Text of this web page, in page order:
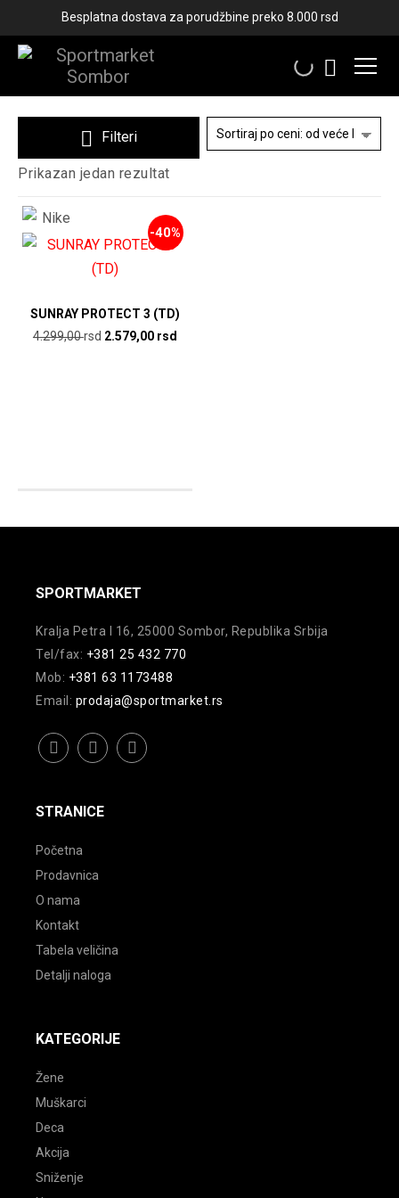
SANDALE 18-27
Filteri
Prikazan jedan rezultat
-40%
SUNRAY PROTECT 3 (TD)
4.299,00rsd Originalna
2.579,00 rsdTrenutna
SPORTMARKET
Kralja Petra I 16, 25000 Sombor, Republika Srbija
Tel/fax: +381 25 432 770
Mob: +381 63 1173488
Email: prodaja@sportmarket.rs
STRANICE
Početna
Prodavnica
O nama
Kontakt
Tabela veličina
Detalji naloga
KATEGORIJE
Žene
Muškarci
Deca
Akcija
Sniženje
Besplatna dostava za porudžbine preko 8.000 rsd